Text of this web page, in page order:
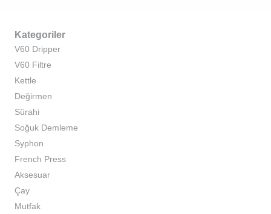
Kategoriler
V60 Dripper
V60 Filtre
Kettle
Değirmen
Sürahi
Soğuk Demleme
Syphon
French Press
Aksesuar
Çay
Mutfak